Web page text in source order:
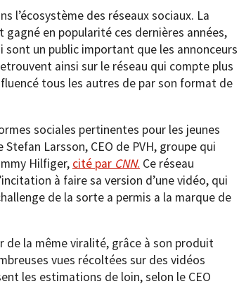
l’écosystème des réseaux sociaux. La
en popularité ces dernières années,
un public important que les annonceurs
ainsi sur le réseau qui compte plus
tous les autres de par son format de
sociales pertinentes pour les jeunes
Larsson, CEO de PVH, groupe qui
Hilfiger, cité par CNN. Ce réseau
à faire sa version d’une vidéo, qui
de la sorte a permis a la marque de
de la même viralité, grâce à son produit
vues récoltées sur des vidéos
les estimations de loin, selon le CEO